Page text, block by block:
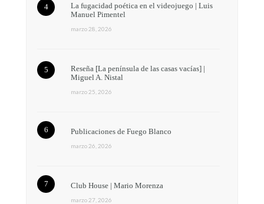
La fugacidad poética en el videojuego | Luis
Manuel Pimentel
marzo 28, 2026
Reseña [La península de las casas vacías] |
Miguel A. Nistal
marzo 25, 2026
Publicaciones de Fuego Blanco
marzo 26, 2026
Club House | Mario Morenza
marzo 27, 2026